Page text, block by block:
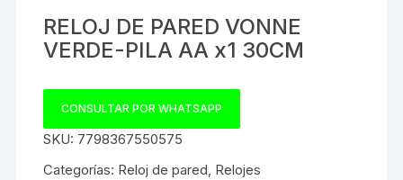
RELOJ DE PARED VONNE
VERDE-PILA AA x1 30CM
CONSULTAR POR WHATSAPP
SKU: 7798367550575
Categorías: Reloj de pared, Relojes